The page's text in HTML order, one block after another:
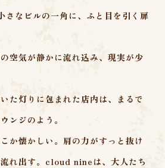
さなビルの一角に、ふと目を引く扉
空気が静かに流れ込み、現実が少
た灯りに包まれた店内は、まるで
ンジのよう。
か懐かしい。肩の力がすっと抜け
れ出す。cloud nineは、大人たち